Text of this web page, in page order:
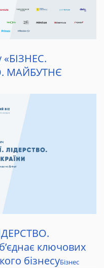
«БІЗНЕС.
МАЙБУТНЄ
ключових
бізнесуБізнес